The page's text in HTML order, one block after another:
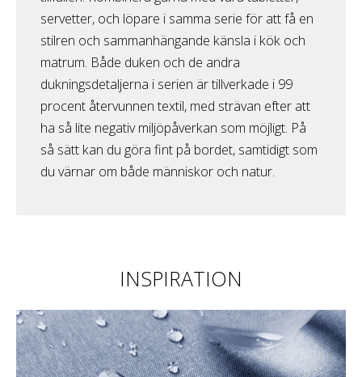
servetter, och löpare i samma serie för att få en
stilren och sammanhängande känsla i kök och
matrum. Både duken och de andra
dukningsdetaljerna i serien är tillverkade i 99
procent återvunnen textil, med strävan efter att
ha så lite negativ miljöpåverkan som möjligt. På
så sätt kan du göra fint på bordet, samtidigt som
du värnar om både människor och natur.
INSPIRATION